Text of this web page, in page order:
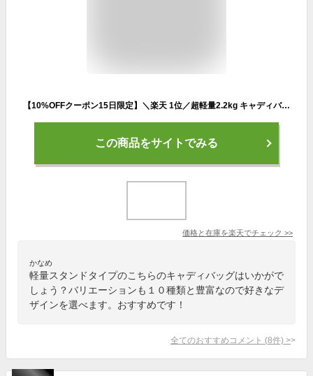
【10%OFFクーポン15日限定】＼楽天 1位／超軽量2.2kg キャディバッグ ゴルフバッグ キャディーバッグ セルフスタンド 撥水 9.0型 6分割 底まで 47インチ対応 6ポケット 傘ホルダー付 フード付 10色 メンズ レディース
この商品をサイトでみる
価格と在庫を楽天でチェック >>
かなめ
軽量スタンドタイプのこちらのキャディバッグはいかがで
しょう？バリエーションも１０種類と豊富なので好きなデ
ザインを選べます。おすすめです！
全てのおすすめコメント (8件) >